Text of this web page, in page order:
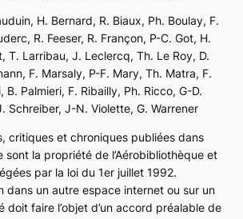
H. Bernard, R. Biaux, Ph. Boulay, F.
R. Feeser, R. Françon, P-C. Got, H.
T. Larribau, J. Leclercq, Th. Le Roy, D.
F. Marsaly, P-F. Mary, Th. Matra, F.
B. Palmieri, F. Ribailly, Ph. Ricco, G-D.
Schreiber, J-N. Violette, G. Warrener
critiques et chroniques publiées dans
sont la propriété de l’Aérobibliothèque et
par la loi du 1er juillet 1992.
dans un autre espace internet ou sur un
doit faire l’objet d’un accord préalable de